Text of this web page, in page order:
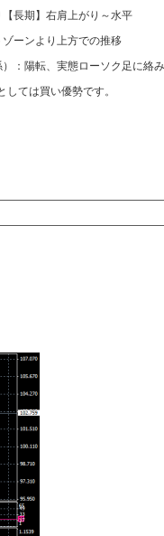
【長期】右肩上がり～水平
ゾーンより上方での推移
：陽転、実態ローソク足に
しては買い優勢です。